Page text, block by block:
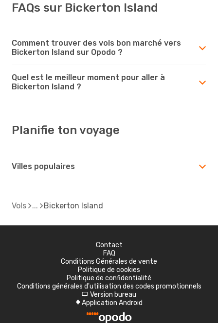
FAQs sur Bickerton Island
Comment trouver des vols bon marché vers
Bickerton Island sur Opodo ?
Quel est le meilleur moment pour aller à
Bickerton Island ?
Planifie ton voyage
Villes populaires
Vols Bickerton Island
Contact
FAQ
Conditions Générales de vente
Politique de cookies
Politique de confidentialité
Conditions générales d'utilisation des codes promotionnels
d Version bureau
A Application Android